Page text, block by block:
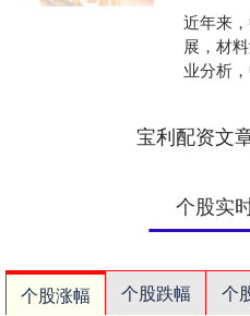
近年来
展，材
业分析
宝利配资文
个股实
个股涨幅 个股跌幅 个